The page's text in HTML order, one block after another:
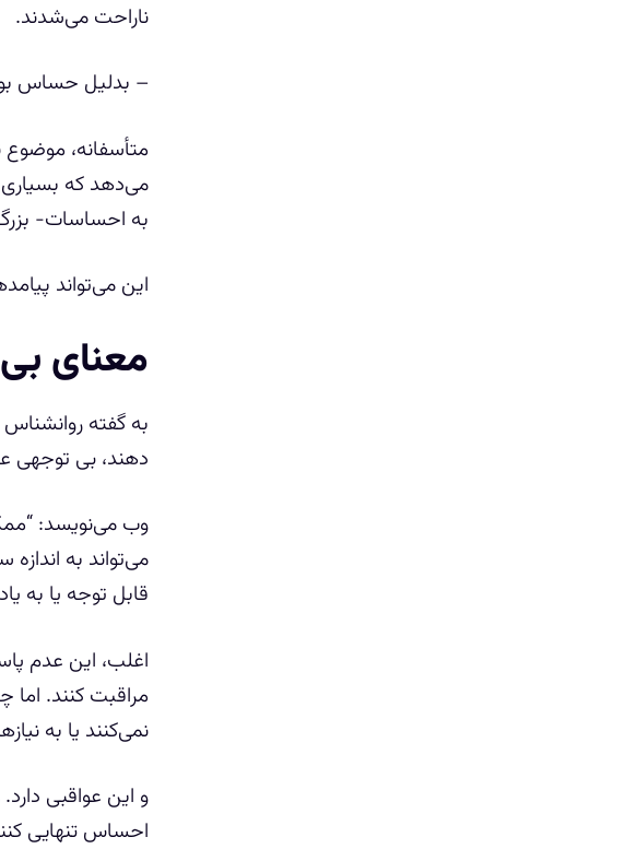
ناراحت می‌شدند.
– بدلیل حساس
متأسفانه، موضوع
می‌دهد که بسیاری
به احساسات-
این می‌تواند
معنای
به گفته
دهند، بی توجهی
وب می‌نویسد:
می‌تواند به
قابل توجه یا به
اغلب، این عدم
مراقبت کنند.
نمی‌کنند یا به
و این عواقبی
احساس تنهایی